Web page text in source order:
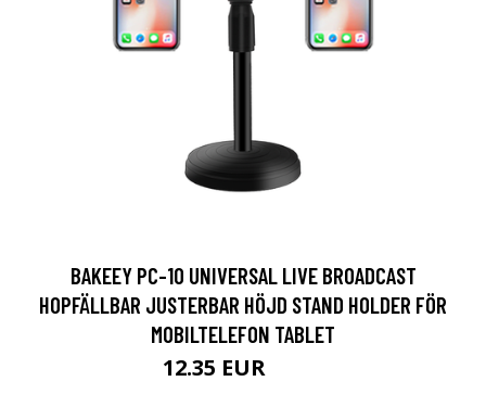
BAKEEY PC-10 UNIVERSAL LIVE BROADCAST
HOPFÄLLBAR JUSTERBAR HÖJD STAND HOLDER FÖR
MOBILTELEFON TABLET
12.35 EUR